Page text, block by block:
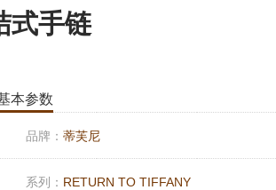
式手链
本参数
品牌： 蒂芙尼
系列： RETURN TO TIFFANY